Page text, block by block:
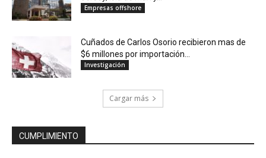
Empresas offshore
Cuñados de Carlos Osorio recibieron mas de
$6 millones por importación...
Investigación
Cargar más
CUMPLIMIENTO